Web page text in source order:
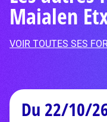
Maialen
VOIR TOUTES SES
Du 22/10/